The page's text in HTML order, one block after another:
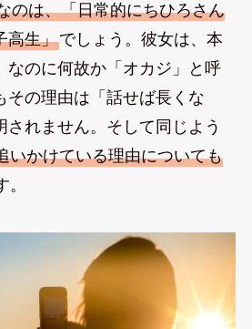
のは、「日常的にちひろさん
高生」でしょう。彼女は、本
なのに何故か「オカジ」と呼
その理由は「話せば長くな
されません。そして同じよう
いかけている理由についても
。